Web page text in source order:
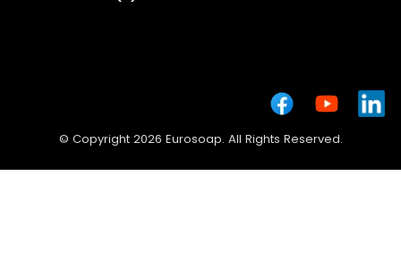
© Copyright 2026 Eurosoap. All Rights Reserved.